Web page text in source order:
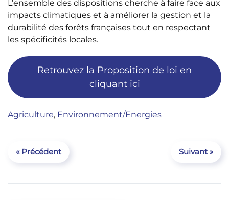
L’ensemble des dispositions cherche à faire face aux
impacts climatiques et à améliorer la gestion et la
durabilité des forêts françaises tout en respectant
les spécificités locales.
Retrouvez la Proposition de loi en
cliquant ici
Agriculture, Environnement/Energies
« Précédent Suivant »